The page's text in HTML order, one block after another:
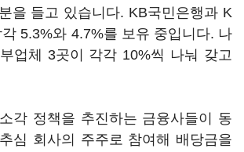
을 들고 있습니다. KB국민은행과 K
5.3%와 4.7%를 보유 중입니다. 나
업체 3곳이 각각 10%씩 나눠 갖고
각 정책을 추진하는 금융사들이 동
심 회사의 주주로 참여해 배당금을